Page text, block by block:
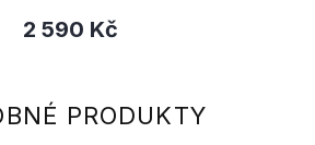
2 590 Kč